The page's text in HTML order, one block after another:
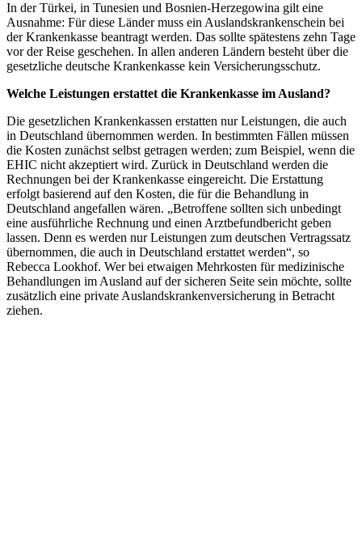
In der Türkei, in Tunesien und Bosnien-Herzegowina gilt eine
Ausnahme: Für diese Länder muss ein Auslandskrankenschein bei
der Krankenkasse beantragt werden. Das sollte spätestens zehn Tage
vor der Reise geschehen. In allen anderen Ländern besteht über die
gesetzliche deutsche Krankenkasse kein Versicherungsschutz.
Welche Leistungen erstattet die Krankenkasse im Ausland?
Die gesetzlichen Krankenkassen erstatten nur Leistungen, die auch
in Deutschland übernommen werden. In bestimmten Fällen müssen
die Kosten zunächst selbst getragen werden; zum Beispiel, wenn die
EHIC nicht akzeptiert wird. Zurück in Deutschland werden die
Rechnungen bei der Krankenkasse eingereicht. Die Erstattung
erfolgt basierend auf den Kosten, die für die Behandlung in
Deutschland angefallen wären. „Betroffene sollten sich unbedingt
eine ausführliche Rechnung und einen Arztbefundbericht geben
lassen. Denn es werden nur Leistungen zum deutschen Vertragssatz
übernommen, die auch in Deutschland erstattet werden“, so
Rebecca Lookhof. Wer bei etwaigen Mehrkosten für medizinische
Behandlungen im Ausland auf der sicheren Seite sein möchte, sollte
zusätzlich eine private Auslandskrankenversicherung in Betracht
ziehen.